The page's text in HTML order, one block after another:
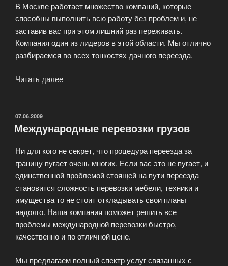
В Москве работает множество компаний, которые
способны выполнить всю работу без проблем и, не
заставив вас при этом лишний раз переживать.
Компания один из лидеров в этой области. Мы отлично
разбираемся во всех тонкостях дачного переезда.
Читать далее
в
ОПУБЛИКОВАНО
07.06.2009
Международные перевозки грузов
Ни для кого не секрет, что процедура переезда за
границу пугает очень многих. Если вас это не пугает, и
единственной проблемой стоящей на пути переезда
становится сложность перевозки мебели, техники и
имущества то не стоит откладывать свои планы
надолго. Наша компания поможет решить все
проблемы международной перевозки быстро,
качественно и по отличной цене.
Мы предлагаем полный спектр услуг связанных с